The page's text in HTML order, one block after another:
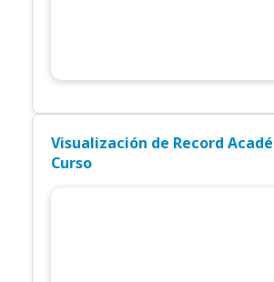
Visualización de Record
Curso